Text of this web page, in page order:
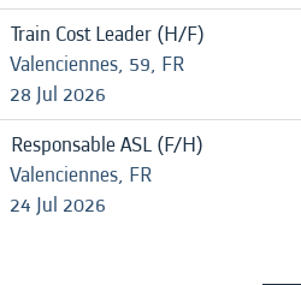
Train Cost Leader (H/F)
Valenciennes, 59, FR
28 Jul 2026
Responsable ASL (F/H)
Valenciennes, FR
24 Jul 2026